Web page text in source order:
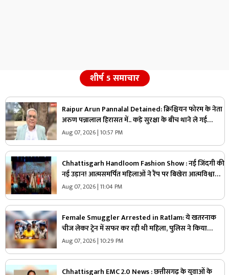
शीर्ष 5 समाचार
Raipur Arun Pannalal Detained: क्रिश्चियन फोरम के नेता
अरुण पन्नालाल हिरासत में.. कड़े सुरक्षा के बीच थाने ले गई
पुलिस, जानें क्या है आरोप
Aug 07, 2026 | 10:57 PM
Chhattisgarh Handloom Fashion Show : नई जिंदगी की
नई उड़ान! आत्मसमर्पित महिलाओं ने रैंप पर बिखेरा आत्मविश्वास,
तस्वीरें जीत लेंगी आपका दिल
Aug 07, 2026 | 11:04 PM
Female Smuggler Arrested in Ratlam: ये खतरनाक
चीज लेकर ट्रेन में सफर कर रही थी महिला, पुलिस ने किया
गिरफ्तार, जांच में सामने आई चौंकाने वाली सच्चाई
Aug 07, 2026 | 10:29 PM
Chhattisgarh EMC 2.0 News : छत्तीसगढ़ के युवाओं के